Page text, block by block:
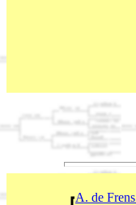
A. de Frens